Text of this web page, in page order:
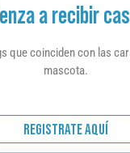
a recibir
que coinciden con las
mascota.
REGISTRATE AQUÍ